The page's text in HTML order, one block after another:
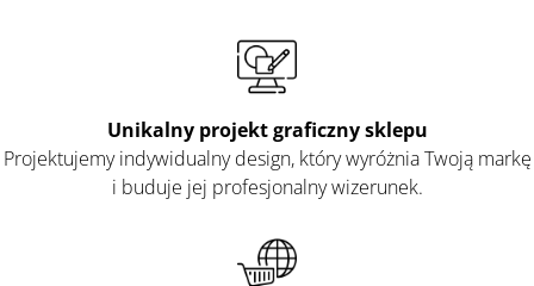
Unikalny projekt graficzny sklepu
Projektujemy indywidualny design, który wyróżnia Twoją markę
i buduje jej profesjonalny wizerunek.